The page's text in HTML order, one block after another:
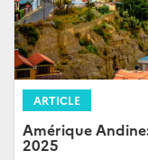
ARTICLE
Amérique
2025